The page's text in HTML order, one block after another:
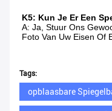
K5: Kun Je Er Een
A: Ja, Stuur Ons
Foto Van Uw Eisen Of
Tags:
opblaasbare